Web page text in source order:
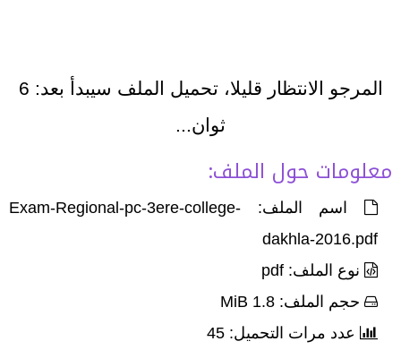
المرجو الانتظار قليلا، تحميل الملف سيبدأ بعد: 6
ثوان...
معلومات حول الملف:
اسم الملف: Exam-Regional-pc-3ere-college-
dakhla-2016.pdf
نوع الملف: pdf
حجم الملف: 1.8 MiB
عدد مرات التحميل: 45